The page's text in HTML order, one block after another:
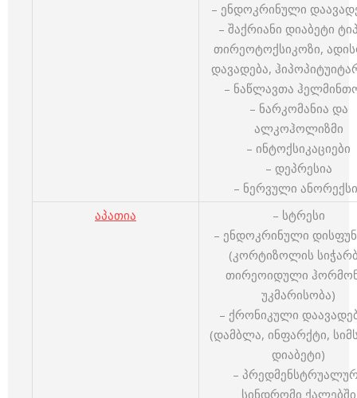
– ენდოკრინული
– შაქრიანი დიაბეტი
თირეოტოქსიკოზი,
დავადება,
– ნაწლავთა
– ნარკომანია და
ალკოჰოლიზმი
– ინტოქსიკაციები
– დეპრესია
– ნერვული
აპათია
– სტრესი
– ენდოკრინული
(კორტიზოლის
თირეოიდული
უკმარისობა)
– ქრონიკული
(დამბლა, ინფარქტი,
დიაბეტი)
–
სინდრომი ქალებში